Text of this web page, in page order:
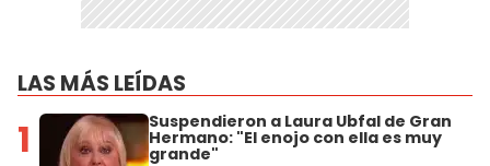
LAS MÁS LEÍDAS
1 Suspendieron a Laura Ubfal de Gran
Hermano: "El enojo con ella es muy
grande"